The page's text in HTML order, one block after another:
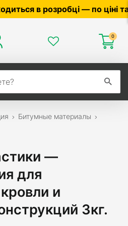
— по ціні та наявності
0
Битумные материалы
—
для
и
3кг.